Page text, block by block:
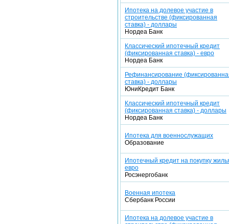
Ипотека на долевое участие в
строительстве (фиксированная
ставка) - доллары
Нордеа Банк
Классический ипотечный кредит
(фиксированная ставка) - евро
Нордеа Банк
Рефинансирование
ставка) - доллары
ЮниКредит Банк
Классический ипотечный кредит
(фиксированная ставка) - доллары
Нордеа Банк
Ипотека для военнослужащих
Образование
Ипотечный кредит на покупку
евро
Росэнергобанк
Военная ипотека
Сбербанк России
Ипотека на долевое участие в